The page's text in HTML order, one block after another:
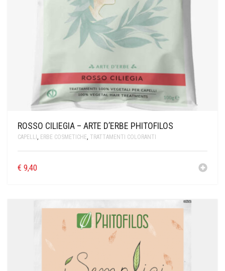
ROSSO CILIEGIA – ARTE D’ERBE PHITOFILOS
CAPELLI , ERBE COSMETICHE, TRATTAMENTI COLORANTI
€ 9,40